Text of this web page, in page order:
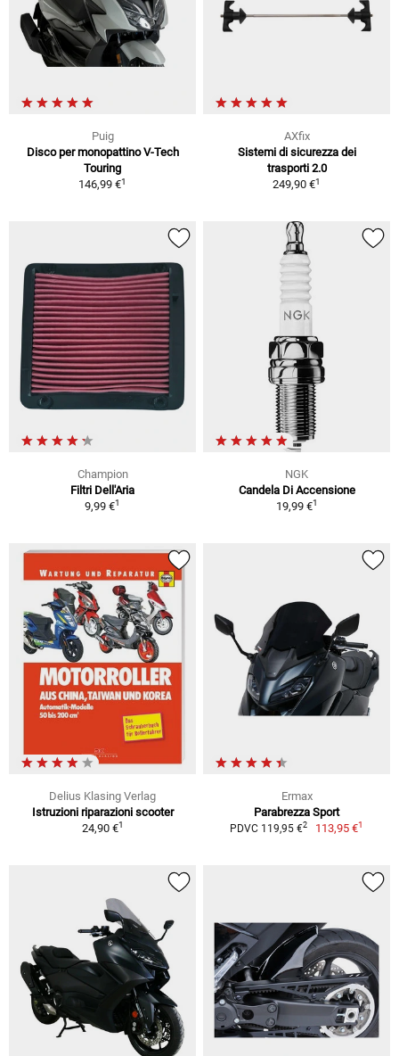
Puig
Disco per monopattino V-Tech
Touring
146,99 €1
AXfix
Sistemi di sicurezza dei
trasporti 2.0
249,90 €1
Champion
Filtri Dell'Aria
9,99 €1
NGK
Candela Di Accensione
19,99 €1
Delius Klasing Verlag
Istruzioni riparazioni scooter
24,90 €1
Ermax
Parabrezza Sport
PDVC 119,95 €2 113,95 €1